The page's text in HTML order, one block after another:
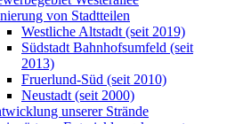
von Stadtteilen
Westliche Altstadt (seit 2019)
Südstadt Bahnhofsumfeld (seit
2013)
Fruerlund-Süd (seit 2010)
Neustadt (seit 2000)
unserer Strände